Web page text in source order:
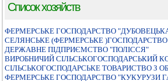
Список хозяйств
ФЕРМЕРСЬКЕ ГОСПОДАРСТВО
СЕЛЯНСЬКЕ (ФЕРМЕРСЬКЕ
ДЕРЖАВНЕ ПIДПРИЄМСТВО "ПОЛIССЯ"
ВИРОБНИЧИЙ СIЛЬСЬКОГОСПОДАРСЬКИЙ
СIЛЬСЬКОГОСПОДАРСЬКЕ ТОВАРИСТВО
ФЕРМЕРСЬКЕ ГОСПОДАРСТВО "КУКУРУЗИ